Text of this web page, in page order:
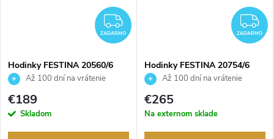
ZADARMO
ZADARMO
Hodinky FESTINA 20560/6
Až 100 dní na vrátenie
tovaru. Autorizovaný predajca.
€189
Skladom
ZADARMO
Hodinky FESTINA 20754/6
Až 100 dní na vrátenie
tovaru. Autorizovaný predajca.
€265
Na externom sklade